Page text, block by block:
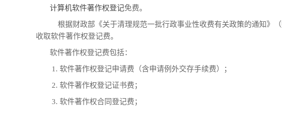
计算机软件著作权登记免费。
根据财政部《关于清理规范一批行政事业性收费有关政策的通知》
收取软件著作权登记费。
软件著作权登记费包括：
1. 软件著作权登记申请费（含申请例外交存手续费）；
2. 软件著作权登记证书费；
3. 软件著作权合同登记费；